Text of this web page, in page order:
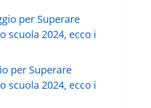
per Superare
scuola 2024, ecco i